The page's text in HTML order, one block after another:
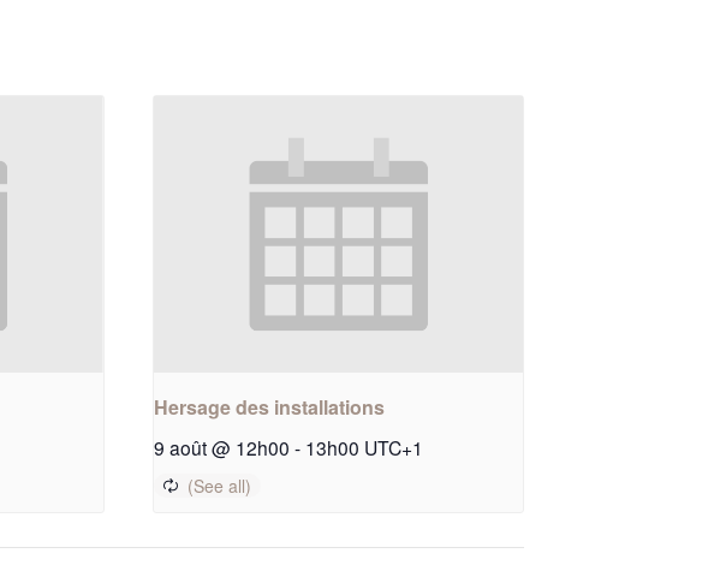
Hersage des installations
9 août @ 12h00 - 13h00 UTC+1